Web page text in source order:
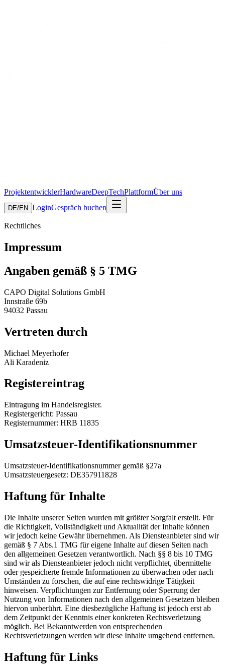
ProjektentwicklerHardwareDeepTechPlattformÜber uns
DE/EN LoginGespräch buchen
Rechtliches
Impressum
Angaben gemäß § 5 TMG
CAPO Digital Solutions GmbH
Innstraße 69b
94032 Passau
Vertreten durch
Michael Meyerhofer
Ali Karadeniz
Registereintrag
Eintragung im Handelsregister.
Registergericht: Passau
Registernummer: HRB 11835
Umsatzsteuer-Identifikationsnummer
Umsatzsteuer-Identifikationsnummer gemäß §27a
Umsatzsteuergesetz: DE357911828
Haftung für Inhalte
Die Inhalte unserer Seiten wurden mit größter Sorgfalt erstellt. Für
die Richtigkeit, Vollständigkeit und Aktualität der Inhalte können
wir jedoch keine Gewähr übernehmen. Als Diensteanbieter sind wir
gemäß § 7 Abs.1 TMG für eigene Inhalte auf diesen Seiten nach
den allgemeinen Gesetzen verantwortlich. Nach §§ 8 bis 10 TMG
sind wir als Diensteanbieter jedoch nicht verpflichtet, übermittelte
oder gespeicherte fremde Informationen zu überwachen oder nach
Umständen zu forschen, die auf eine rechtswidrige Tätigkeit
hinweisen. Verpflichtungen zur Entfernung oder Sperrung der
Nutzung von Informationen nach den allgemeinen Gesetzen bleiben
hiervon unberührt. Eine diesbezügliche Haftung ist jedoch erst ab
dem Zeitpunkt der Kenntnis einer konkreten Rechtsverletzung
möglich. Bei Bekanntwerden von entsprechenden
Rechtsverletzungen werden wir diese Inhalte umgehend entfernen.
Haftung für Links